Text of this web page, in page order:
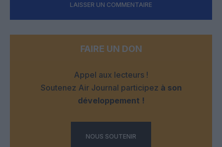
LAISSER UN COMMENTAIRE
FAIRE UN DON
Appel aux lecteurs !
Soutenez Air Journal participez à son
développement !
NOUS SOUTENIR